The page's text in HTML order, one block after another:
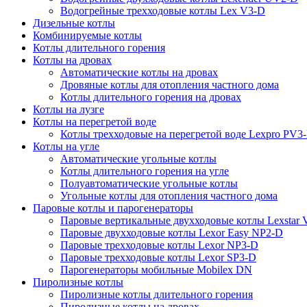
Водогрейные трехходовые котлы Lex V3-D
Дизельные котлы
Комбинируемые котлы
Котлы длительного горения
Котлы на дровах
Автоматические котлы на дровах
Дровяные котлы для отопления частного дома
Котлы длительного горения на дровах
Котлы на лузге
Котлы на перегретой воде
Котлы трехходовые на перегретой воде Lexpro
Котлы на угле
Автоматические угольные котлы
Котлы длительного горения на угле
Полуавтоматические угольные котлы
Угольные котлы для отопления частного дома
Паровые котлы и парогенераторы
Паровые вертикальные двухходовые котлы Lexstar
Паровые двухходовые котлы Lexor Easy NP2-D
Паровые трехходовые котлы Lexor NP3-D
Паровые трехходовые котлы Lexor SP3-D
Парогенераторы мобильные Mobilex DN
Пиролизные котлы
Пиролизные котлы длительного горения